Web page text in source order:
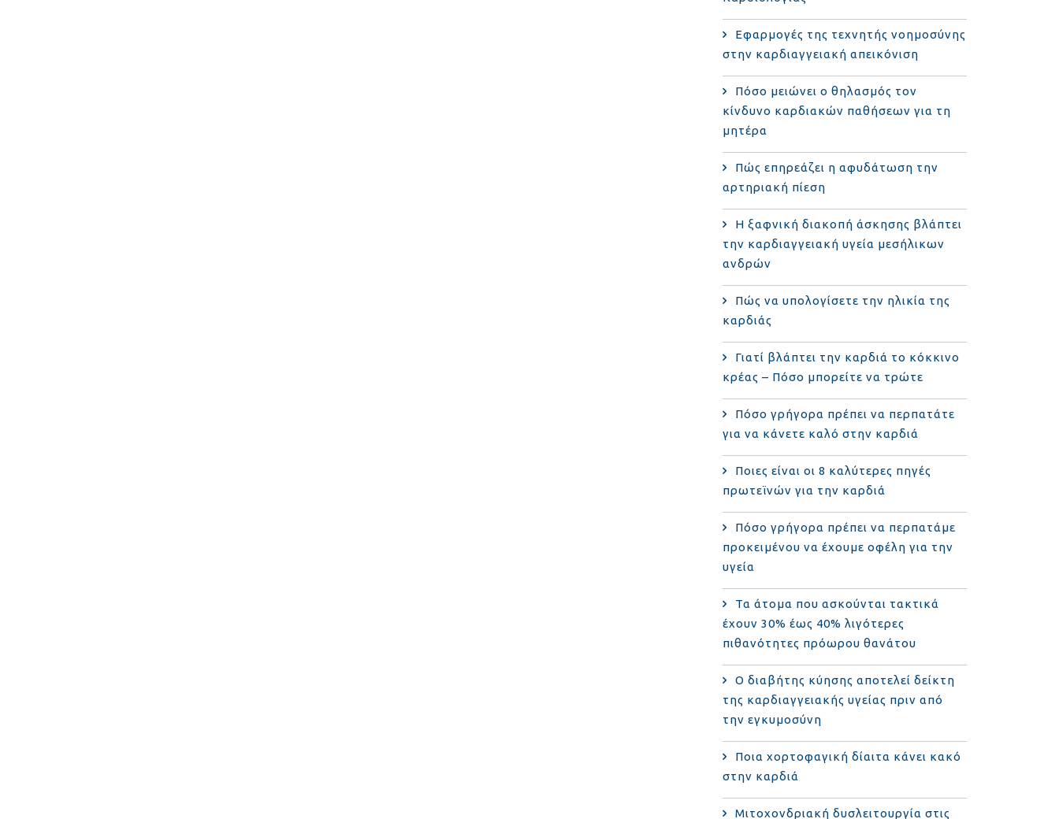
Εφαρμογές της τεχνητής νοημοσύνης
στην καρδιαγγειακή απεικόνιση
Πόσο μειώνει ο θηλασμός τον
κίνδυνο καρδιακών παθήσεων για τη
μητέρα
Πώς επηρεάζει η αφυδάτωση την
αρτηριακή πίεση
Η ξαφνική διακοπή άσκησης βλάπτει
την καρδιαγγειακή υγεία μεσήλικων
ανδρών
Πώς να υπολογίσετε την ηλικία της
καρδιάς
Γιατί βλάπτει την καρδιά το κόκκινο
κρέας – Πόσο μπορείτε να τρώτε
Πόσο γρήγορα πρέπει να περπατάτε
για να κάνετε καλό στην καρδιά
Ποιες είναι οι 8 καλύτερες πηγές
πρωτεϊνών για την καρδιά
Πόσο γρήγορα πρέπει να περπατάμε
προκειμένου να έχουμε οφέλη για την
υγεία
Τα άτομα που ασκούνται τακτικά
έχουν 30% έως 40% λιγότερες
πιθανότητες πρόωρου θανάτου
Ο διαβήτης κύησης αποτελεί δείκτη
της καρδιαγγειακής υγείας πριν από
την εγκυμοσύνη
Ποια χορτοφαγική δίαιτα κάνει κακό
στην καρδιά
Μιτοχονδριακή δυσλειτουργία στις